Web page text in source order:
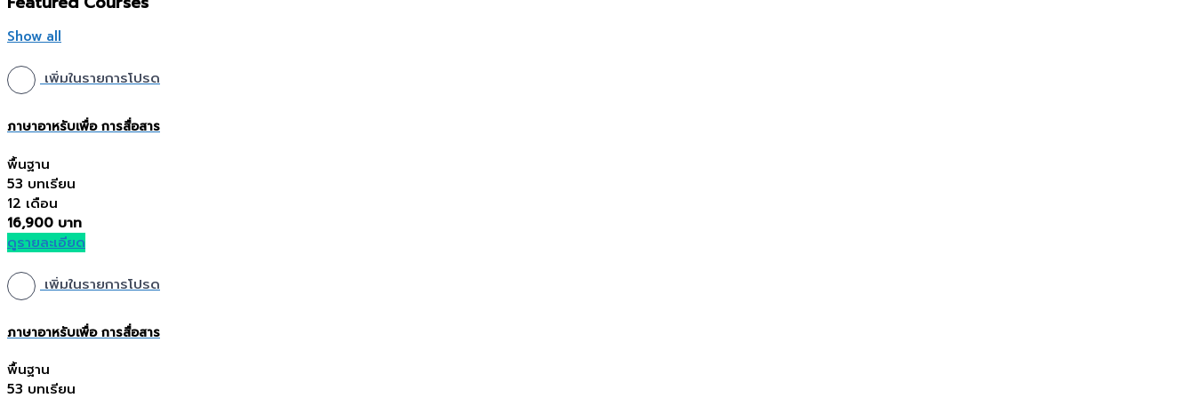
Show all
เพิ่มในรายการโปรด
ภาษาอาหรับเพื่อ การสื่อสาร
พื้นฐาน
53 บทเรียน
12 เดือน
16,900 บาท
ดูรายละเอียด
เพิ่มในรายการโปรด
ภาษาอาหรับเพื่อ การสื่อสาร
พื้นฐาน
53 บทเรียน